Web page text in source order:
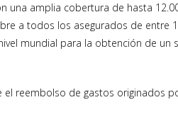
una amplia cobertura de hasta
a todos los asegurados de
mundial para la obtención de
el reembolso de gastos originados